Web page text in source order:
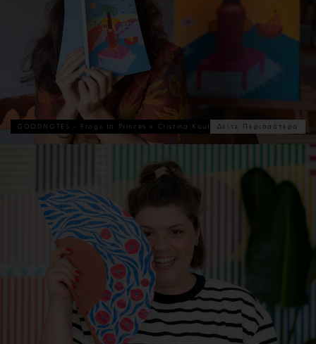
GOODNOTES - Frogs to Princes x Cristina KoutsolioutsouΔείτε Περισσότερα